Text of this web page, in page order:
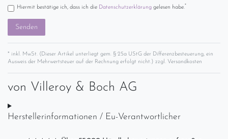
Hiermit bestätige ich, dass ich die Daten­schutz­erklärunggelesen habe.*
Senden
* inkl. MwSt. (Dieser Artikel unterliegt gem. § 25a UStG der Differenzbesteuerung, ein
Ausweis der Mehrwertsteuer auf der Rechnung erfolgt nicht.) zzgl. Versandkosten
von Villeroy & Boch AG
Herstellerinformationen / Eu-Verantwortlicher